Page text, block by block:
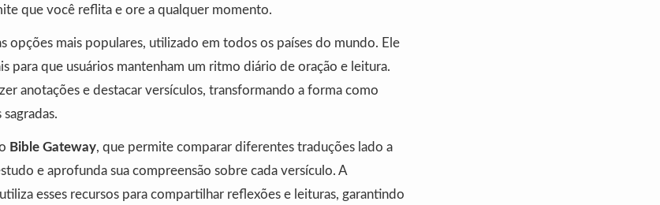
que você reflita e ore a qualquer momento.
opções mais populares, utilizado em todos os países do mundo. Ele
para que usuários mantenham um ritmo diário de oração e leitura.
anotações e destacar versículos, transformando a forma como
Bible Gateway, que permite comparar diferentes traduções lado a
e aprofunda sua compreensão sobre cada versículo. A
esses recursos para compartilhar reflexões e leituras, garantindo